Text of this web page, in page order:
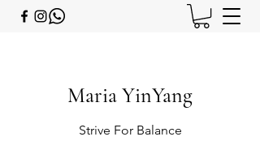
Maria YinYang
Strive For Balance